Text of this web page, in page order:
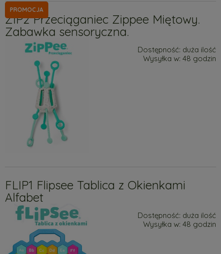
ZIP2 Przeciąganiec Zippee Miętowy.
Zabawka sensoryczna.
Dostępność: duża ilość
Wysyłka w: 48 godzin
PROMOCJA
FLIP1 Flipsee Tablica z Okienkami
Alfabet
Dostępność: duża ilość
Wysyłka w: 48 godzin